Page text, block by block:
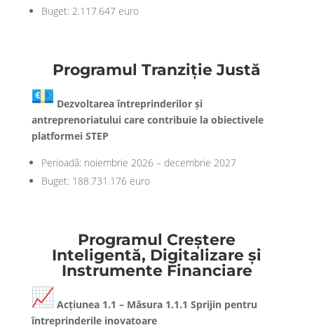
Buget: 2.117.647 euro
Programul Tranziție Justă
Dezvoltarea întreprinderilor și
antreprenoriatului care contribuie la obiectivele
platformei STEP
Perioadă: noiembrie 2026 – decembrie 2027
Buget: 188.731.176 euro
Programul Creștere
Inteligentă, Digitalizare și
Instrumente Financiare
Acțiunea 1.1 – Măsura 1.1.1 Sprijin pentru
întreprinderile inovatoare